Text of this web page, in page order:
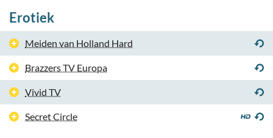
Erotiek
Meiden van Holland Hard
Brazzers TV Europa
Vivid TV
Secret Circle